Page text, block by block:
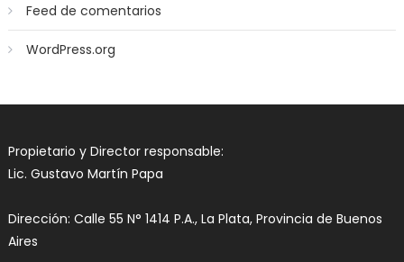
Feed de comentarios
WordPress.org
Propietario y Director responsable:
Lic. Gustavo Martín Papa
Dirección: Calle 55 N° 1414 P.A., La Plata, Provincia de Buenos
Aires